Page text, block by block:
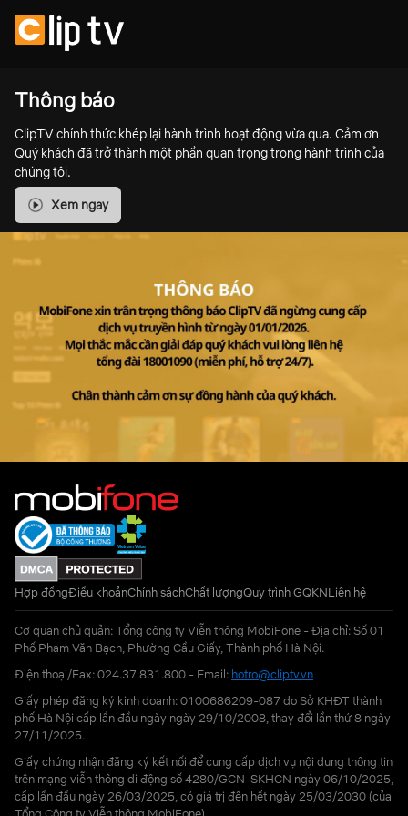
Thông báo
ClipTV chính thức khép lại hành trình hoạt động vừa qua. Cảm ơn
Quý khách đã trở thành một phần quan trọng trong hành trình của
chúng tôi.
Xem ngay
Hợp đồngĐiều khoảnChính sáchChất lượngQuy trình GQKNLiên hệ
Cơ quan chủ quản: Tổng công ty Viễn thông MobiFone - Địa chỉ: Số 01
Phố Phạm Văn Bạch, Phường Cầu Giấy, Thành phố Hà Nội.
Điện thoại/Fax: 024.37.831.800 - Email: hotro@cliptv.vn
Giấy phép đăng ký kinh doanh: 0100686209-087 do Sở KHĐT thành
phố Hà Nội cấp lần đầu ngày ngày 29/10/2008, thay đổi lần thứ 8 ngày
27/11/2025.
Giấy chứng nhận đăng ký kết nối để cung cấp dịch vụ nội dung thông tin
trên mạng viễn thông di động số 4280/GCN-SKHCN ngày 06/10/2025,
cấp lần đầu ngày 26/03/2025, có giá trị đến hết ngày 25/03/2030 (của